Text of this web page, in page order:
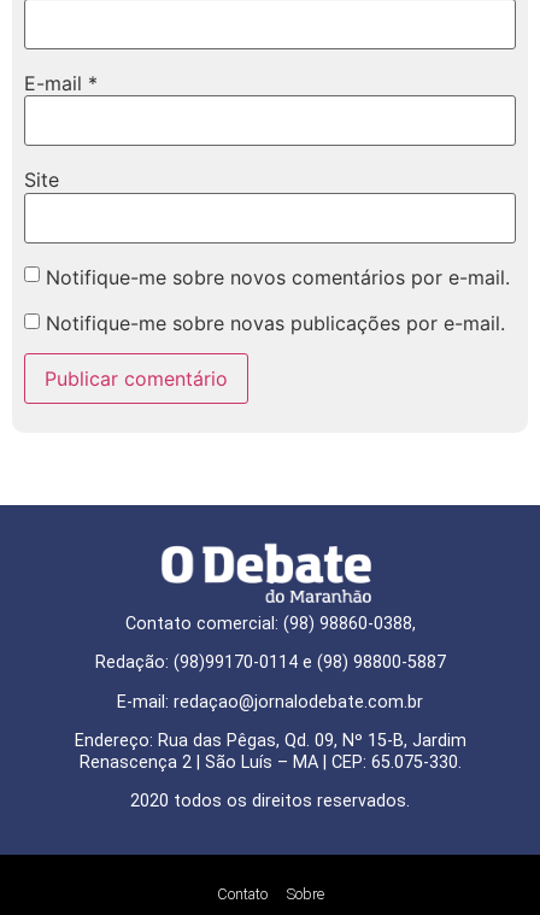
E-mail *
Site
Notifique-me sobre novos comentários por e-mail.
Notifique-me sobre novas publicações por e-mail.
Contato comercial: (98) 98860-0388,
Redação: (98)99170-0114 e (98) 98800-5887
E-mail: redaçao@jornalodebate.com.br
Endereço: Rua das Pêgas, Qd. 09, Nº 15-B, Jardim
Renascença 2 | São Luís – MA | CEP: 65.075-330.
2020 todos os direitos reservados.
Contato Sobre